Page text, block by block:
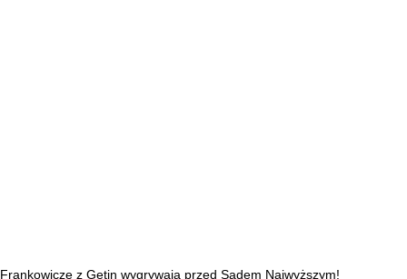
Frankowicze z Getin wygrywają przed Sądem Najwyższym!